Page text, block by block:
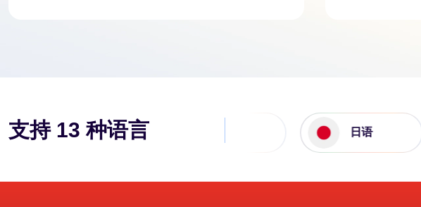
支持 13 种语言
法国 日语